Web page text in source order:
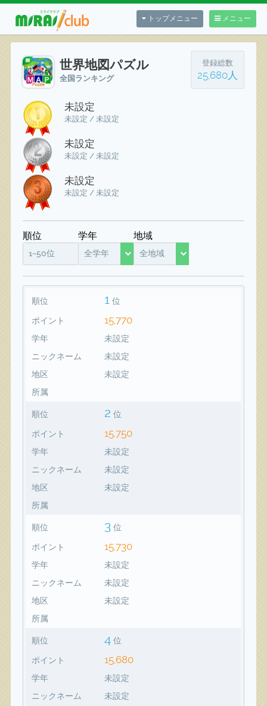
メニュー
トップメニュー
世界地図パズル
全国ランキング
登録総数
25,680人
未設定
未設定 / 未設定
未設定
未設定 / 未設定
未設定
未設定 / 未設定
順位
1~50位
学年
全学年
地域
全地域
順位 1 位
ポイント 15,770
学年
未設定
ニックネーム
未設定
地区
未設定
所属
順位 2 位
ポイント 15,750
学年
未設定
ニックネーム
未設定
地区
未設定
所属
順位 3 位
ポイント 15,730
学年
未設定
ニックネーム
未設定
地区
未設定
所属
順位 4 位
ポイント 15,680
学年
未設定
ニックネーム
未設定